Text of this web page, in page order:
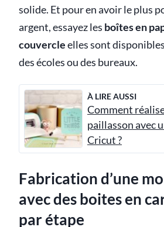
solide. Et pour en avoir le plus
argent, essayez les boîtes en
couvercleelles sont
des écoles ou des bureaux.
À LIRE AUSSI
Comment
paillasson avec
Cricut ?
Fabrication d’une
avec des boites en
par étape